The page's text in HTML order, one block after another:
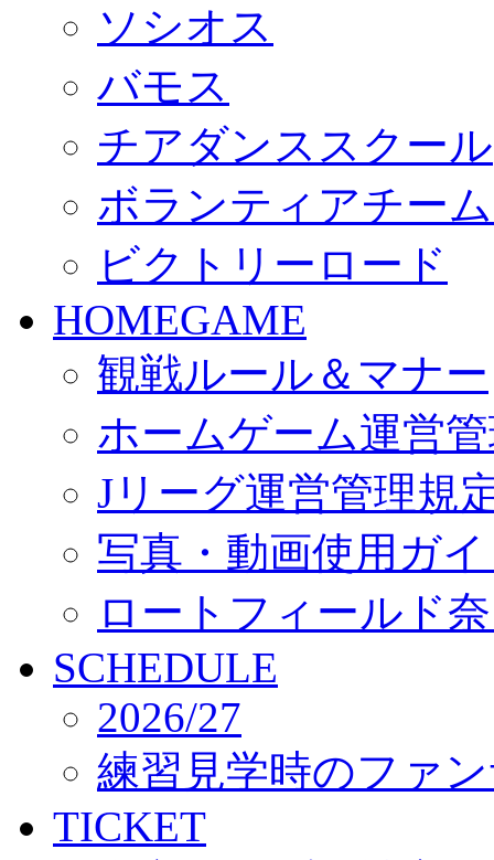
ソシオス
バモス
チアダンススクール
ボランティアチー
ビクトリーロード
HOMEGAME
観戦ルール＆マナー
ホームゲーム運営
Jリーグ運営管理規
写真・動画使用ガ
ロートフィールド
SCHEDULE
2026/27
練習見学時のファ
TICKET